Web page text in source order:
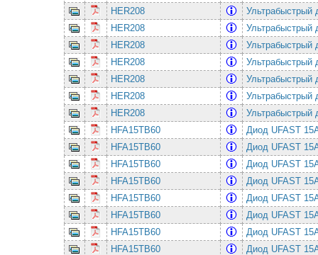
HER208
HER208
HER208
HER208
HER208
HER208
HER208
HFA15TB60
Диод UFAST
HFA15TB60
Диод UFAST
HFA15TB60
Диод UFAST
HFA15TB60
Диод UFAST
HFA15TB60
Диод UFAST
HFA15TB60
Диод UFAST
HFA15TB60
Диод UFAST
HFA15TB60
Диод UFAST